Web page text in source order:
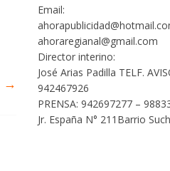
→
Email:
ahoraregianal@gmail.com
Director interino:
José Arias Padilla TELF.
942467926
PRENSA: 942697277 –
Jr. España N° 211Barrio